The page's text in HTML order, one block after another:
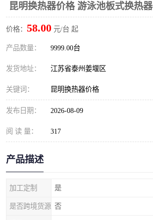
昆明换热器价格 游泳池板式换热器
价格： 58.00 元/台 起
产品数量： 9999.00台
发货地址： 江苏省泰州姜堰区
关键词： 昆明换热器价格
发布日期： 2026-08-09
阅 读 量： 317
产品描述
加工定制 是
是否跨境货源 否